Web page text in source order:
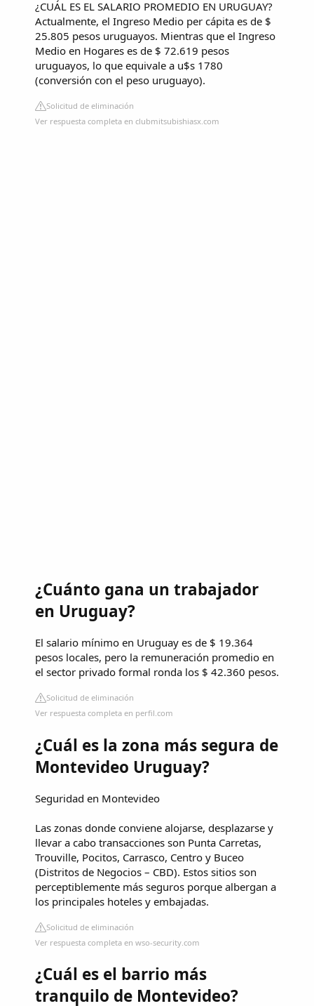
¿CUÁL ES EL SALARIO PROMEDIO EN URUGUAY?
Actualmente, el Ingreso Medio per cápita es de $
25.805 pesos uruguayos. Mientras que el Ingreso
Medio en Hogares es de $ 72.619 pesos
uruguayos, lo que equivale a u$s 1780
(conversión con el peso uruguayo).
Solicitud de eliminación
Ver respuesta completa en clubmitsubishiasx.com
¿Cuánto gana un trabajador
en Uruguay?
El salario mínimo en Uruguay es de $ 19.364
pesos locales, pero la remuneración promedio en
el sector privado formal ronda los $ 42.360 pesos.
Solicitud de eliminación
Ver respuesta completa en perfil.com
¿Cuál es la zona más segura de
Montevideo Uruguay?
Seguridad en Montevideo
Las zonas donde conviene alojarse, desplazarse y
llevar a cabo transacciones son Punta Carretas,
Trouville, Pocitos, Carrasco, Centro y Buceo
(Distritos de Negocios – CBD). Estos sitios son
perceptiblemente más seguros porque albergan a
los principales hoteles y embajadas.
Solicitud de eliminación
Ver respuesta completa en wso-security.com
¿Cuál es el barrio más
tranquilo de Montevideo?